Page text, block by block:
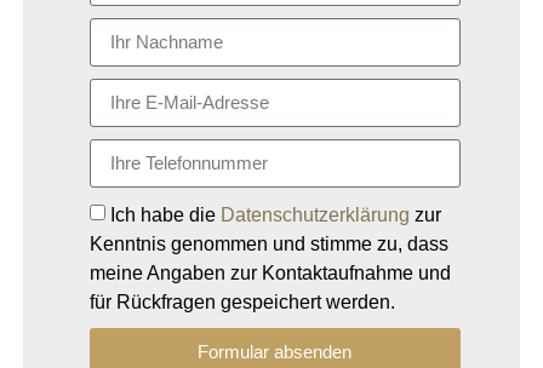
Ich habe die Datenschutzerklärung zur
Kenntnis genommen und stimme zu, dass
meine Angaben zur Kontaktaufnahme und
für Rückfragen gespeichert werden.
Formular absenden